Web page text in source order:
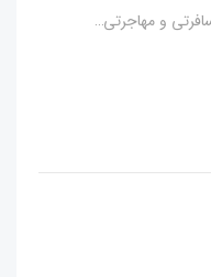
و مهاجرتی…